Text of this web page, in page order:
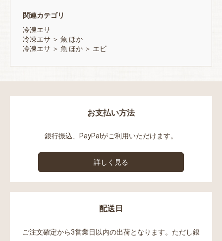
関連カテゴリ
冷凍エサ
冷凍エサ ＞ 魚 ほか
冷凍エサ ＞ 魚 ほか ＞ エビ
お支払い方法
銀行振込、PayPalがご利用いただけます。
詳しく見る
配送日
ご注文確定から3営業日以内の出荷となります。ただし銀